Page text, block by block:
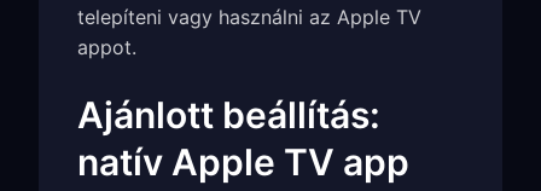
telepíteni vagy használni az Apple TV
appot.
Ajánlott beállítás:
natív Apple TV app